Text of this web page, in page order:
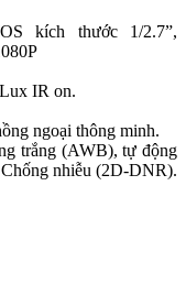
kích thước 1/2.7”,
IR on.
ngoại thông minh.
trắng (AWB), tự động
nhiễu (2D-DNR).